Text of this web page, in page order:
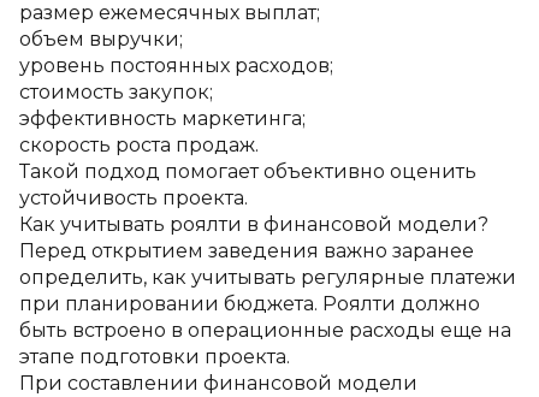
размер ежемесячных выплат;
объем выручки;
уровень постоянных расходов;
стоимость закупок;
эффективность маркетинга;
скорость роста продаж.
Такой подход помогает объективно оценить
устойчивость проекта.
Как учитывать роялти в финансовой модели?
Перед открытием заведения важно заранее
определить, как учитывать регулярные платежи
при планировании бюджета. Роялти должно
быть встроено в операционные расходы еще на
этапе подготовки проекта.
При составлении финансовой модели